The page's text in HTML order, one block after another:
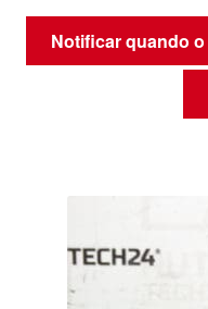
Notificar quando